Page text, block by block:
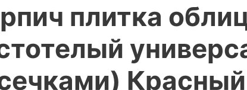
плитка